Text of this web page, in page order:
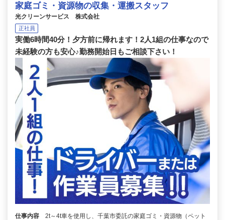
家庭ゴミ・資源物の収集・運搬スタッフ
光クリーンサービス 株式会社
正社員
実働6時間40分！夕方前に帰れます！2人1組の仕事なので
未経験の方も安心♪勤務開始日もご相談下さい！
仕事内容
2t～4t車を使用し、千葉市委託の家庭ゴミ・資源物（ペット